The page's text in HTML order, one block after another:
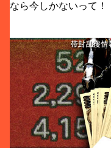
なら今しかないって！